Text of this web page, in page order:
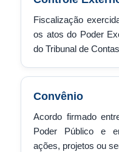
Fiscalização
os atos do Poder
do Tribunal de
Convênio
Acordo firmado
Poder Público e
ações, projetos ou